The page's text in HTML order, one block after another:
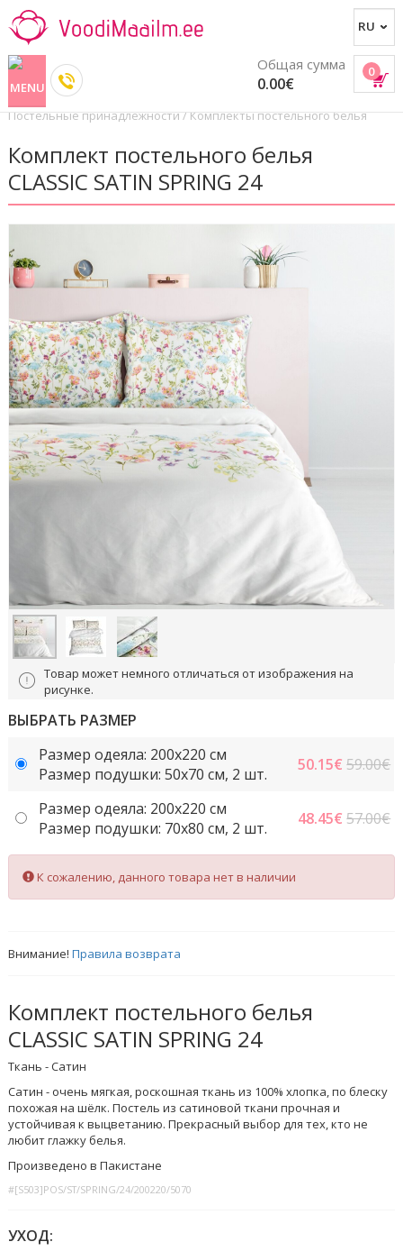
0
Общая сумма
0.00€
Постельные принадлежности/Комплекты постельного белья
Комплект постельного белья
CLASSIC SATIN SPRING 24
Товар может немного отличаться от изображения на
рисунке.
ВЫБРАТЬ РАЗМЕР
Размер одеяла: 200x220 cм
Размер подушки: 50x70 cм, 2 шт.
50.15€ 59.00€
Размер одеяла: 200x220 cм
Размер подушки: 70x80 см, 2 шт.
48.45€ 57.00€
К сожалению, данного товара нет в наличии
Внимание!Правила возврата
Комплект постельного белья
CLASSIC SATIN SPRING 24
Ткань - Сатин
Сатин - очень мягкая, роскошная ткань из 100% хлопка, по блеску
похожая на шёлк. Постель из сатиновой ткани прочная и
устойчивая к выцветанию. Прекрасный выбор для тех, кто не
любит глажку белья.
Произведено в Пакистане
#[S503]POS/ST/SPRING/24/200220/5070
УХОД: